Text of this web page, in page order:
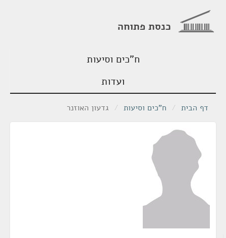
כנסת פתוחה
ח"כים וסיעות
ועדות
דף הבית / ח"כים וסיעות / גדעון האוזנר